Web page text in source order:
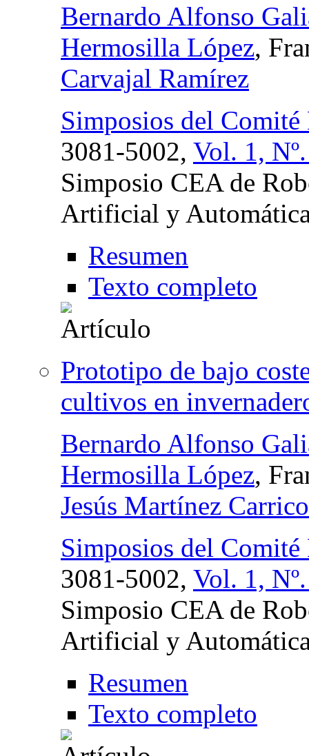
Bernardo Alfonso
Hermosilla López,
Carvajal Ramírez
Simposios del
3081-5002, Vol. 1,
Simposio CEA de
Artificial y
Resumen
Texto completo
Prototipo de bajo
cultivos en
Bernardo Alfonso
Hermosilla López,
Jesús Martínez
Simposios del
3081-5002, Vol. 1,
Simposio CEA de
Artificial y
Resumen
Texto completo